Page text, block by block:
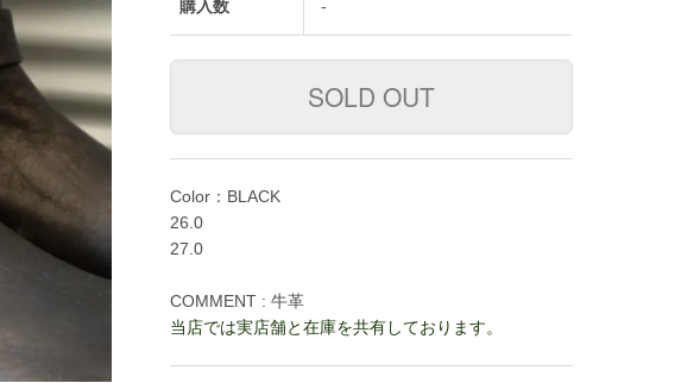
購入数 -
Color：BLACK
26.0
27.0
COMMENT : 牛革
当店では実店舗と在庫を共有しております。